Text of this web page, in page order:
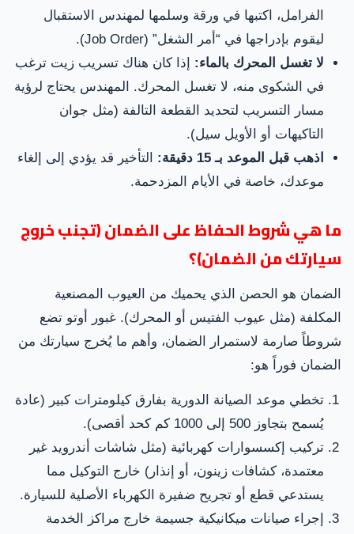
الفرامل، اكتبها في ورقة وسلمها لمهندس الاستقبال
ليقوم بإدراجها في “أمر الشغل” (Job Order).
لا تغسل المحرك بالماء: إذا كان هناك تسريب زيت ترغب
في الشكوى منه، لا تغسل المحرك. المهندس يحتاج لرؤية
مسار التسريب لتحديد القطعة التالفة (مثل جوان
التاكيهات أو الأويل سيل).
اذهب قبل الموعد بـ 15 دقيقة:
التأخير قد يؤدي إلى إلغاء
موعدك، خاصة في الأيام المزدحمة.
ما هي شروط الحفاظ على الضمان (تجنب خروج
سيارتك من الضمان)؟
الضمان هو الحصن الذي يحميك من العيوب المصنعية
المكلفة (مثل عيوب الفتيس أو المحرك). غبور أوتو تضع
شروطاً صارمة لاستمرار الضمان، وأهم ما يُخرج سيارتك من
الضمان فوراً هو:
تخطي موعد الصيانة الدورية بفارق كيلومترات كبير (عادة
يُسمح بتجاوز 500 إلى 1000 كم كحد أقصى).
تركيب إكسسوارات كهربائية (مثل شاشات أندرويد غير
معتمدة، كشافات زينون، أو إنذار) خارج التوكيل مما
يستدعي قطع أو تجريح ضفيرة الكهرباء الأصلية للسيارة.
إجراء صيانات ميكانيكية جسيمة خارج مراكز الخدمة